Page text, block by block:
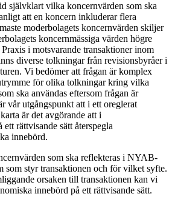
självklart vilka koncernvärden som ska
att en koncern inkluderar flera
moderbolagets koncernvärden skiljer
koncernmässiga värden högre
i motsvarande transaktioner inom
diverse tolkningar från revisionsbyråer i
Vi bedömer att frågan är komplex
för olika tolkningar kring vilka
ska användas eftersom frågan är
vår utgångspunkt att i ett oreglerat
är det avgörande att i
rättvisande sätt återspegla
innebörd.
som ska reflekteras i NYAB-
som styr transaktionen och för vilket syfte.
orsaken till transaktionen kan vi
innebörd på ett rättvisande sätt.